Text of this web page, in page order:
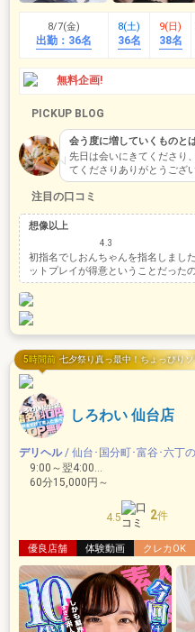
8/7(金)
出勤： 36名
8(土)
36名
9(日)
38名
無料企画!
PICKUP BLOG
会う度に増していくものと
先日は会いにきてくださり
てくださりありがとうござ
なってしまい、大変申…
注目の口コミ
想像以上
4.3
初指名でしおんちゃんを指名しまし
ットプレイが得意ということだった
しろわい 仙台店
デリヘル/ 仙台･国分町･富谷･六丁の目･
9:00～翌4:00 …
60分15,000円～
4.5 2件
優良店舗 体験動画 クレカOK
5時間前 七夕祭り真っ最中！ちょっぴりソワソワなしろうと娘ちゃんがお兄